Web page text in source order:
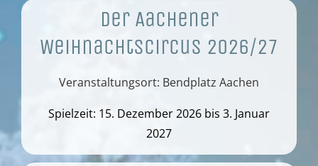
Der Aachener
Weihnachtscircus 2026/27
Veranstaltungsort: Bendplatz Aachen
Spielzeit: 15. Dezember 2026 bis 3. Januar
2027